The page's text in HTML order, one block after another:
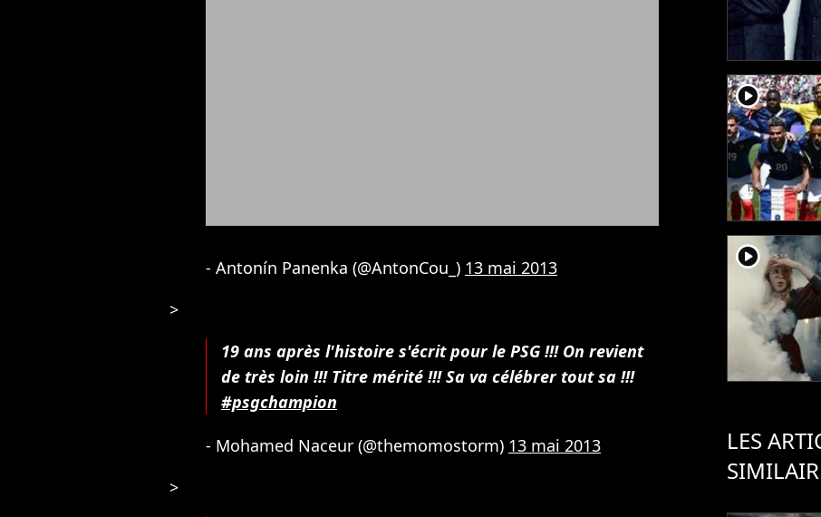
- Antonín Panenka (@AntonCou_) 13 mai 2013
>
19 ans après l'histoire s'écrit pour le PSG !!! On revient
de très loin !!! Titre mérité !!! Sa va célébrer tout sa !!!
#psgchampion
- Mohamed Naceur (@themomostorm) 13 mai 2013
>
player2
player2
LES